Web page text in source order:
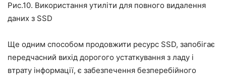
Рис.10. Використання утиліти для повного видалення
даних з SSD
Ще одним способом продовжити ресурс SSD, запобігає
передчасний вихід дорогого устаткування з ладу і
втрату інформації, є забезпечення безперебійного